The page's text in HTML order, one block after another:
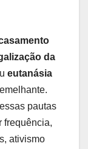
da
eutanásia
pautas
frequência,
ativismo